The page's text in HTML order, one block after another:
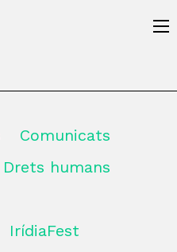
Comunicats
Drets humans
IrídiaFest